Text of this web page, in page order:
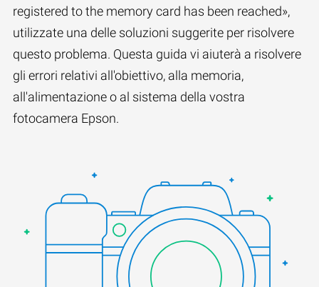
registered to the memory card has been reached»,
utilizzate una delle soluzioni suggerite per risolvere
questo problema. Questa guida vi aiuterà a risolvere
gli errori relativi all'obiettivo, alla memoria,
all'alimentazione o al sistema della vostra
fotocamera Epson.